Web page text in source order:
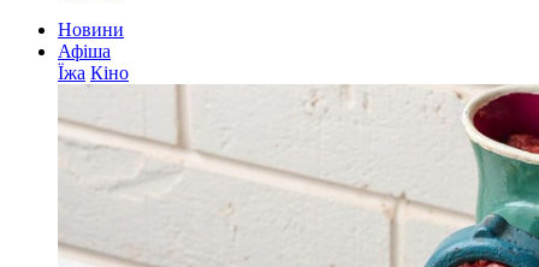
Новини
Афіша
Їжа Кіно